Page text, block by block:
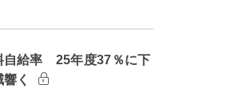
自給率 25年度37％に下
く